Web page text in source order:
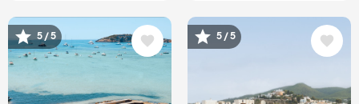
Image
5 / 5 Image
5 / 5